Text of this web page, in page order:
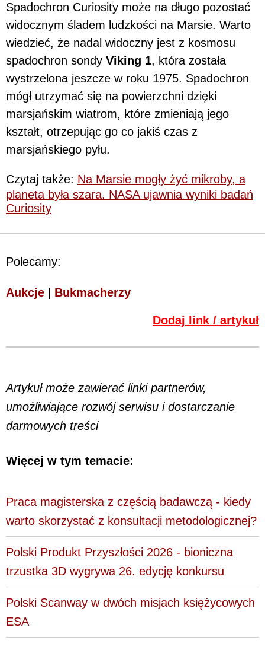
Spadochron Curiosity może na długo pozostać
widocznym śladem ludzkości na Marsie. Warto
wiedzieć, że nadal widoczny jest z kosmosu
spadochron sondy Viking 1, która została
wystrzelona jeszcze w roku 1975. Spadochron
mógł utrzymać się na powierzchni dzięki
marsjańskim wiatrom, które zmieniają jego
kształt, otrzepując go co jakiś czas z
marsjańskiego pyłu.
Czytaj także: Na Marsie mogły żyć mikroby, a
planeta była szara. NASA ujawnia wyniki badań
Curiosity
Polecamy:
Aukcje Bukmacherzy
Dodaj link / artykuł
Artykuł może zawierać linki partnerów,
umożliwiające rozwój serwisu i dostarczanie
darmowych treści
Więcej w tym temacie:
Praca magisterska z częścią badawczą - kiedy
warto skorzystać z konsultacji metodologicznej?
Polski Produkt Przyszłości 2026 - bioniczna
trzustka 3D wygrywa 26. edycję konkursu
Polski Scanway w dwóch misjach księżycowych
ESA